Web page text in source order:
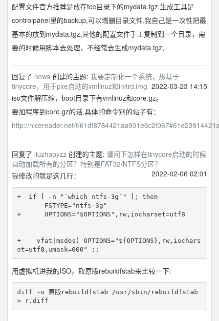
配置文件官方推荐是放在tce目录下的mydata.tgz,生成工具是
controlpanel里的backup,可以增删目录文件.我自己是一次性把最
基本的放到mydata.tgz,其他的配置文件手工复制到一个目录，需
要的时候用脚本去处理，不经常去生成mydata.tgz,
回复了 news 创建的主题: 我要定制化一个系统，想基于
tinycore，用于pxe启动的vmlinuz和initrd.img 2022-03-23 14:15
iso文件解压缩，boot目录下有vmlinuz和core.gz。
要加程序到core.gz的话,具体的命令别的帖子有：
http://nicereader.net/t/
回复了 liuzhaoyzz 创建的主题: 请问下怎样在tinycore启动的时候
自动加载所有的分区？特别是FAT32/NTFS分区？
2022-02-06 02:01
我修改的就是这几行：
+  if [ -n "`which ntfs-3g`" ]; then
+      OPTIONS="$OPTIONS",rw,iocharset=utf8
+    vfat|msdos) OPTIONS="${OPTIONS},rw,iochars
用虚拟机进我的ISO，取原版rebuildfstab来比较一下:
diff -u 原版rebuildfstab /usr/sbin/rebuildfstab